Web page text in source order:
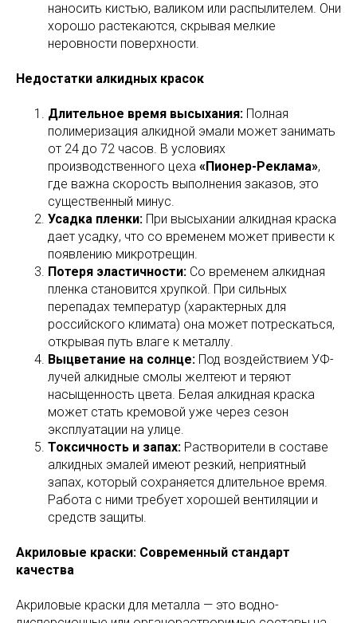
наносить кистью, валиком или распылителем. Они
хорошо растекаются, скрывая мелкие
неровности поверхности.
Недостатки алкидных красок
Длительное время высыхания: Полная
полимеризация алкидной эмали может занимать
от 24 до 72 часов. В условиях
производственного цеха «Пионер-Реклама»,
где важна скорость выполнения заказов, это
существенный минус.
Усадка пленки: При высыхании алкидная краска
дает усадку, что со временем может привести к
появлению микротрещин.
Потеря эластичности: Со временем алкидная
пленка становится хрупкой. При сильных
перепадах температур (характерных для
российского климата) она может потрескаться,
открывая путь влаге к металлу.
Выцветание на солнце: Под воздействием УФ-
лучей алкидные смолы желтеют и теряют
насыщенность цвета. Белая алкидная краска
может стать кремовой уже через сезон
эксплуатации на улице.
Токсичность и запах: Растворители в составе
алкидных эмалей имеют резкий, неприятный
запах, который сохраняется длительное время.
Работа с ними требует хорошей вентиляции и
средств защиты.
Акриловые краски: Современный стандарт
качества
Акриловые краски для металла — это водно-